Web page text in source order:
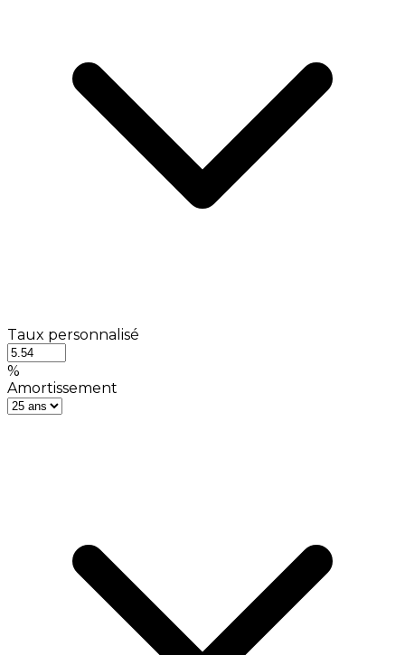
Taux personnalisé
%
Amortissement